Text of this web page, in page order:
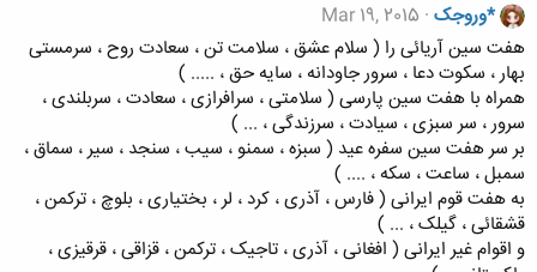
*وروجک Mar 19, 2015
هفت سین آریائی را ( سلام عشق ، سلامت تن ، سعادت روح ، سرمستی
بهار ، سکوت دعا ، سرور جاودانه ، سایه حق ، ..... )
همراه با هفت سین پارسی ( سلامتی ، سرافرازی ، سعادت ، سربلندی ،
سرور ، سر سبزی ، سیادت ، سرزندگی ، ... )
بر سر هفت سین سفره عید ( سبزه ، سمنو ، سیب ، سنجد ، سیر ، سماق ،
سمبل ، ساعت ، سکه ، .... )
به هفت قوم ایرانی ( فارس ، آذری ، کرد ، لر ، بختیاری ، بلوچ ، ترکمن ،
قشقائی ، گیلک ، ... )
و اقوام غیر ایرانی ( افغانی ، آذری ، تاجیک ، ترکمن ، قزاقی ، قرقیزی ،